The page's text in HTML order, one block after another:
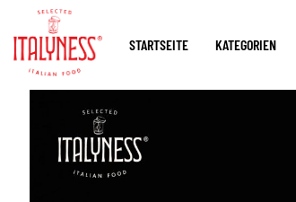
STARTSEITE KATEGORIEN